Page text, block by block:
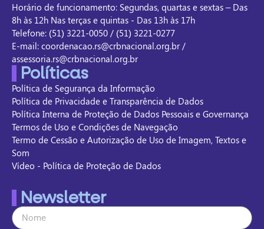
Horário de funcionamento: Segundas, quartas e sextas – Das
8h às 12h Nas terças e quintas - Das 13h às 17h
Telefone: (51) 3221-0050 / (51) 3221-0277
E-mail: coordenacao.rs@crbnacional.org.br /
assessoria.rs@crbnacional.org.br
Políticas
Política de Segurança da Informação
Política de Privacidade e Transparência de Dados
Política Interna de Proteção de Dados Pessoais e Governança
Termos de Uso e Condições de Navegação
Termo de Cessão e Autorização de Uso de Imagem, Textos e
Som
Vídeo - Política de Proteção de Dados
Newsletter